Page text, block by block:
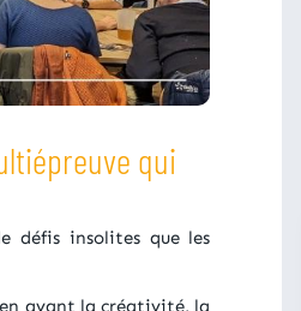
qui
défis insolites que les
avant la créativité, la